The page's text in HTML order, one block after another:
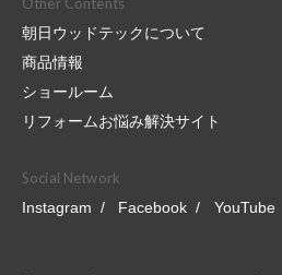
朝日ウッドテックについて
商品情報
ショールーム
リフォームお悩み解決サイト
Social Network
Instagram
Facebook YouTube